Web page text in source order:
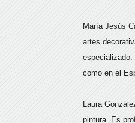
María Jesús
artes
como en el
Laura
pintura. Es